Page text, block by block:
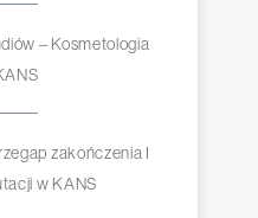
– Kosmetologia
zakończenia I
w KANS